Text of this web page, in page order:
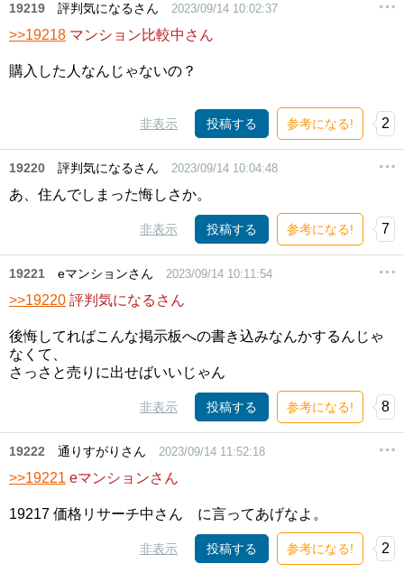
19219 評判気になるさん 2023/09/14 10:02:37
>>19218 マンション比較中さん
購入した人なんじゃないの？
非表示 投稿する 参考になる! 2
19220 評判気になるさん 2023/09/14 10:04:48
あ、住んでしまった悔しさか。
非表示 投稿する 参考になる! 7
19221 eマンションさん 2023/09/14 10:11:54
>>19220 評判気になるさん
後悔してればこんな掲示板への書き込みなんかするんじゃ
なくて、
さっさと売りに出せばいいじゃん
非表示 投稿する 参考になる! 8
19222 通りすがりさん 2023/09/14 11:52:18
>>19221 eマンションさん
19217 価格リサーチ中さん に言ってあげなよ。
非表示 投稿する 参考になる! 2